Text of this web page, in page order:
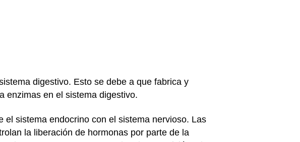
digestivo. Esto se debe a que fabrica y
enzimas en el sistema digestivo.
sistema endocrino con el sistema nervioso. Las
la liberación de hormonas por parte de la